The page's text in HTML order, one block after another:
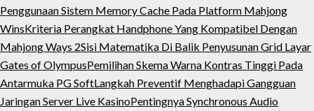
Penggunaan Sistem Memory Cache Pada Platform Mahjong
WinsKriteria Perangkat Handphone Yang Kompatibel Dengan
Mahjong Ways 2Sisi Matematika Di Balik Penyusunan Grid Layar
Gates of OlympusPemilihan Skema Warna Kontras Tinggi Pada
Antarmuka PG SoftLangkah Preventif Menghadapi Gangguan
Jaringan Server Live KasinoPentingnya Synchronous Audio